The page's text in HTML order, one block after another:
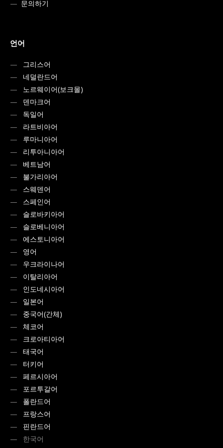
문의하기
언어
그리스어
네덜란드어
노르웨이어(보크몰)
덴마크어
독일어
라트비아어
루마니아어
리투아니아어
베트남어
불가리아어
스웨덴어
스페인어
슬로바키아어
슬로베니아어
에스토니아어
영어
우크라이나어
이탈리아어
인도네시아어
일본어
중국어(간체)
체코어
크로아티아어
태국어
터키어
페르시아어
포르투갈어
폴란드어
프랑스어
핀란드어
한국어